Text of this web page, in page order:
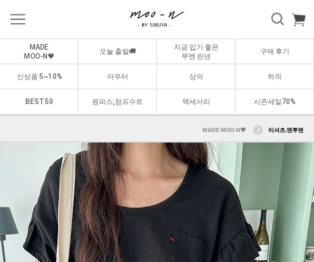
MADE
MOO-N🖤
오늘 출발🚚
지금 입기 좋은
무엔 린넨
구매 후기
신상품 5~10% 아우터 상의 하의
BEST 50 원피스,점프수트 액세서리 시즌세일70%
MADE MOO-N🖤 티셔츠,맨투맨